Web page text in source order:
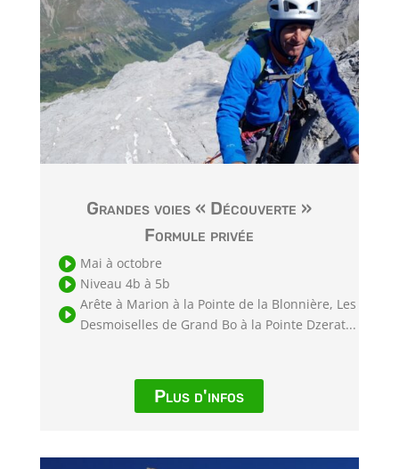
Grandes voies « Découverte »
Formule privée
 Mai à octobre
 Niveau 4b à 5b

Arête à Marion à la Pointe de la Blonnière, Les
Desmoiselles de Grand Bo à la Pointe Dzerat...
Plus d'infos